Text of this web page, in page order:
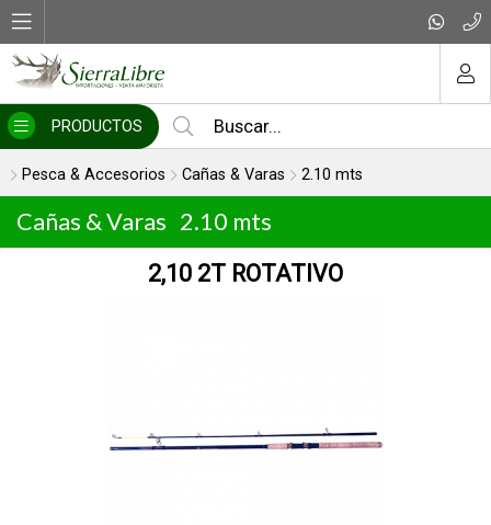
PRODUCTOS
Pesca & Accesorios Cañas & Varas 2.10 mts
Cañas & Varas 2.10 mts
2,10 2T ROTATIVO